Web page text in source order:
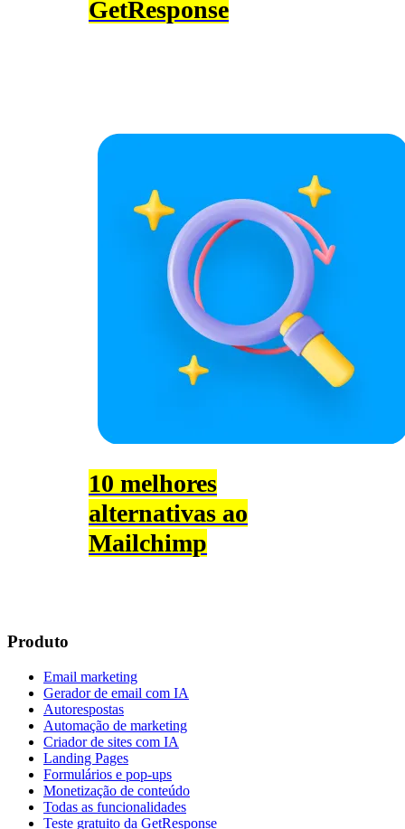
GetResponse
10 melhores
alternativas ao
Mailchimp
Produto
Email marketing
Gerador de email com IA
Autorespostas
Automação de marketing
Criador de sites com IA
Landing Pages
Formulários e pop-ups
Monetização de conteúdo
Todas as funcionalidades
Teste gratuito da GetResponse